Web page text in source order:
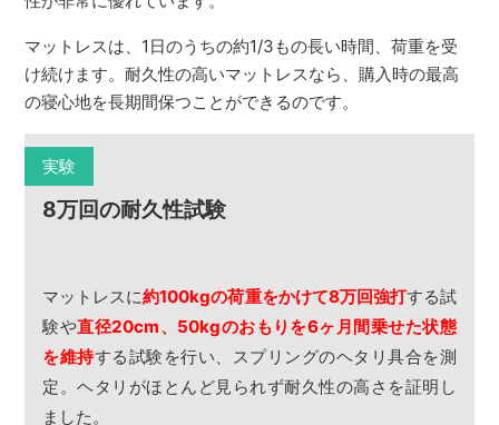
マットレスは、1日のうちの約1/3もの長い時間、荷重を受
け続けます。耐久性の高いマットレスなら、購入時の最高
の寝心地を長期間保つことができるのです。
実験
8万回の耐久性試験
マットレスに約100kgの荷重をかけて8万回強打する試
験や直径20cm、50kgのおもりを6ヶ月間乗せた状態
を維持する試験を行い、スプリングのヘタリ具合を測
定。ヘタリがほとんど見られず耐久性の高さを証明し
ました。